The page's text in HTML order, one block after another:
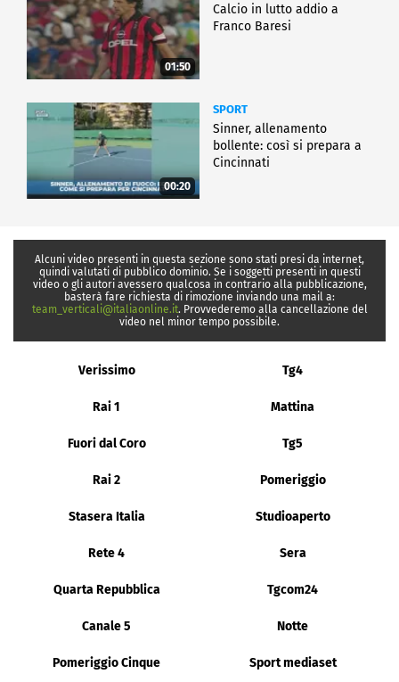
01:50
Calcio in lutto addio a
Franco Baresi
00:20
SPORT
Sinner, allenamento
bollente: così si prepara a
Cincinnati
Alcuni video presenti in questa sezione sono stati presi da internet,
quindi valutati di pubblico dominio. Se i soggetti presenti in questi
video o gli autori avessero qualcosa in contrario alla pubblicazione,
basterà fare richiesta di rimozione inviando una mail a:
team_verticali@italiaonline.it. Provvederemo alla cancellazione del
video nel minor tempo possibile.
Verissimo Tg4
Rai 1 Mattina
Fuori dal Coro Tg5
Rai 2 Pomeriggio
Stasera Italia Studioaperto
Rete 4 Sera
Quarta Repubblica Tgcom24
Canale 5 Notte
Pomeriggio Cinque Sport mediaset